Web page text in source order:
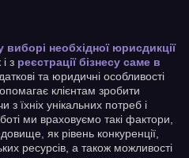
виборі необхідної юрисдикції
з реєстрації бізнесу саме в
та юридичні особливості
клієнтам зробити
з їхніх унікальних потреб і
ми враховуємо такі фактори,
як рівень конкуренції,
ресурсів, а також можливості